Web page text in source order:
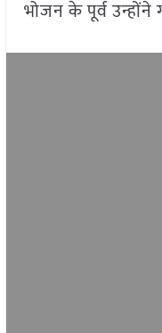
भोजन के पूर्व उन्होंने